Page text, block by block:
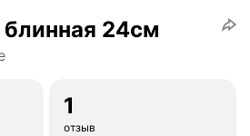
24см
1
отзыв